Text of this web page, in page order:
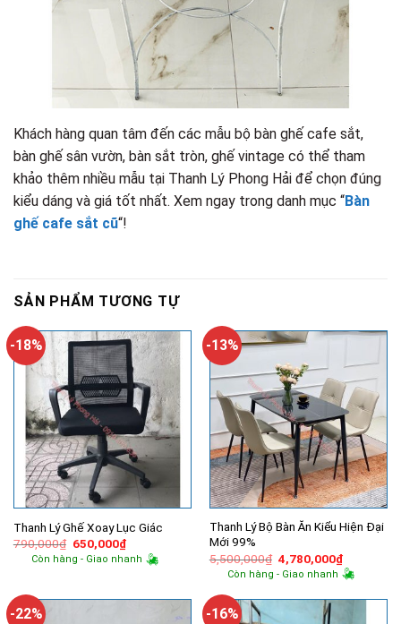
Khách hàng quan tâm đến các mẫu bộ bàn ghế cafe sắt,
bàn ghế sân vườn, bàn sắt tròn, ghế vintage có thể tham
khảo thêm nhiều mẫu tại Thanh Lý Phong Hải để chọn đúng
kiểu dáng và giá tốt nhất. Xem ngay trong danh mục “Bàn
ghế cafe sắt cũ“!
SẢN PHẨM TƯƠNG TỰ
-18%
Thanh Lý Ghế Xoay Lục Giác
790,000₫ Giá
gốc
là:
650,000₫Giá
hiện
tại
Còn hàng - Giao nhanh
-13%
Thanh Lý Bộ Bàn Ăn Kiểu Hiện Đại
Mới 99%
5,500,000₫ Giá
gốc
là:
4,780,000₫Giá
hiện
tại
Còn hàng - Giao nhanh
-22% -16%